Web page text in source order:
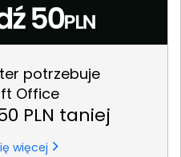
potrzebuje
Office
PLN taniej
więcej